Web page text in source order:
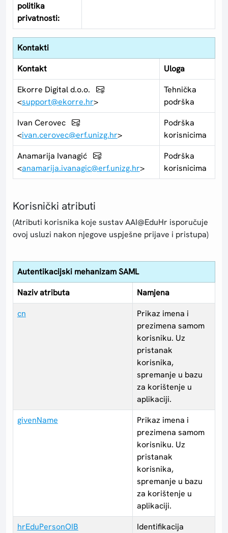
politika
privatnosti:
Kontakti
Kontakt
Uloga
Ekorre Digital d.o.o.
<support@ekorre.hr>
Tehnička
podrška
Ivan Cerovec
<ivan.cerovec@erf.unizg.hr>
Podrška
korisnicima
Anamarija Ivanagić
<anamarija.ivanagic@erf.unizg.hr>
Podrška
korisnicima
Korisnički atributi
(Atributi korisnika koje sustav AAI@EduHr isporučuje
ovoj usluzi nakon njegove uspješne prijave i pristupa)
Autentikacijski mehanizam SAML
Naziv atributa
Namjena
cn
Prikaz imena i
prezimena samom
korisniku. Uz
pristanak
korisnika,
spremanje u bazu
za korištenje u
aplikaciji.
givenName
Prikaz imena i
prezimena samom
korisniku. Uz
pristanak
korisnika,
spremanje u bazu
za korištenje u
aplikaciji.
hrEduPersonOIB
Identifikacija